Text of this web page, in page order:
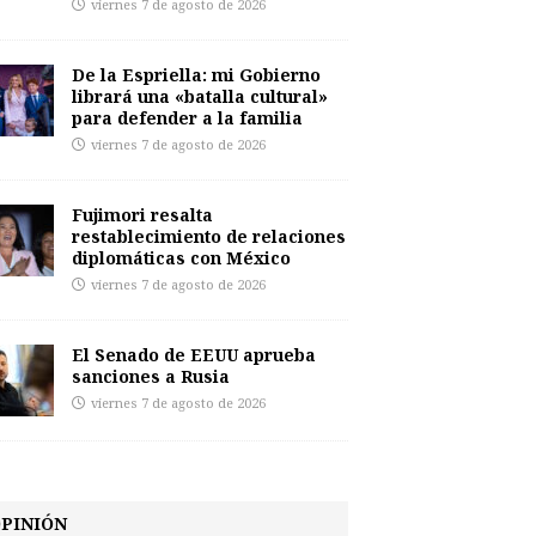
viernes 7 de agosto de 2026
De la Espriella: mi Gobierno
librará una «batalla cultural»
para defender a la familia
viernes 7 de agosto de 2026
Fujimori resalta
restablecimiento de relaciones
diplomáticas con México
viernes 7 de agosto de 2026
El Senado de EEUU aprueba
sanciones a Rusia
viernes 7 de agosto de 2026